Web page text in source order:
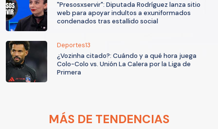
"Presosxservir": Diputada Rodríguez lanza sitio
web para apoyar indultos a exuniformados
condenados tras estallido social
Deportes13
¿Vozinha citado?: Cuándo y a qué hora juega
Colo-Colo vs. Unión La Calera por la Liga de
Primera
MÁS DE TENDENCIAS